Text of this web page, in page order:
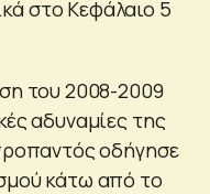
στο Κεφάλαιο 5
του 2008-2009
αδυναμίες της
οδήγησε
κάτω από το